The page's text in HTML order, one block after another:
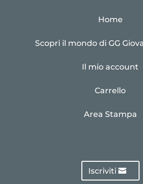
Home
Scopri il mondo di GG
Il mio account
Carrello
Area Stampa
Iscriviti